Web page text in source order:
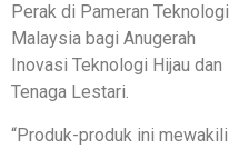
Perak di Pameran Teknologi
Malaysia bagi Anugerah
Inovasi Teknologi Hijau dan
Tenaga Lestari.
“Produk-produk ini mewakili